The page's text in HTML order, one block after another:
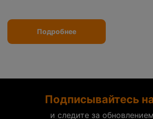
Подробнее
Подписывайтесь
и следите за